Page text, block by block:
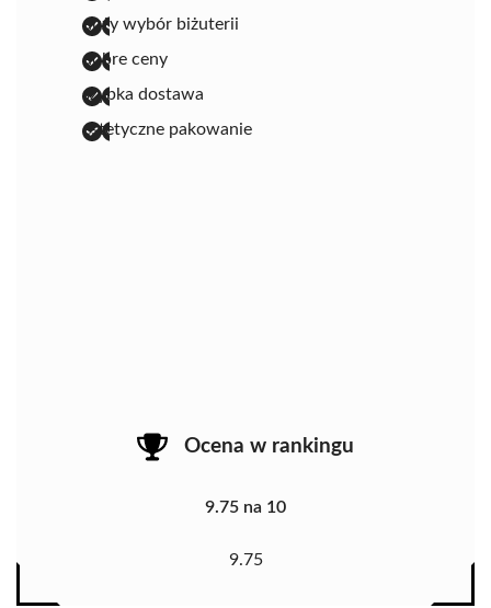
duży wybór biżuterii
dobre ceny
szybka dostawa
estetyczne pakowanie
Ocena w rankingu
9.75 na 10
9.75